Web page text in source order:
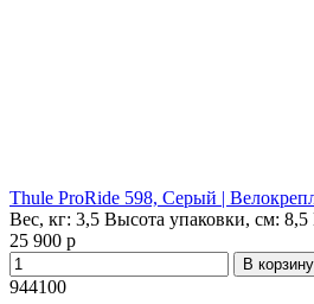
Thule ProRide 598, Серый |
Вес, кг: 3,5 Высота упаковки, см: 8,5
25 900 р
В корзину
944100